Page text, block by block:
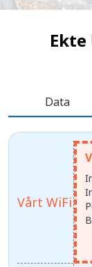
Ekte
Data
Vårt WiFi